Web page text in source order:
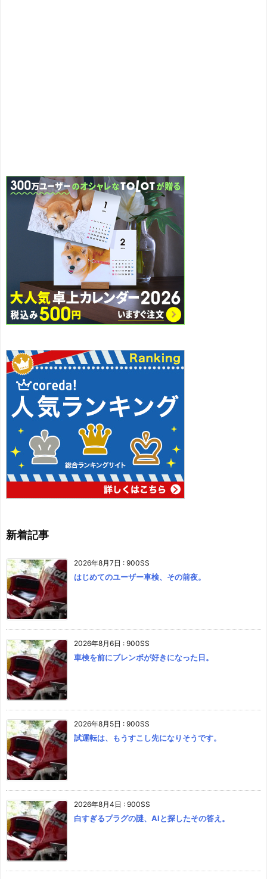
新着記事
2026年8月7日 : 900SS
はじめてのユーザー車検、その前夜。
2026年8月6日 : 900SS
車検を前にブレンボが好きになった日。
2026年8月5日 : 900SS
試運転は、もうすこし先になりそうです。
2026年8月4日 : 900SS
白すぎるプラグの謎、AIと探したその答え。